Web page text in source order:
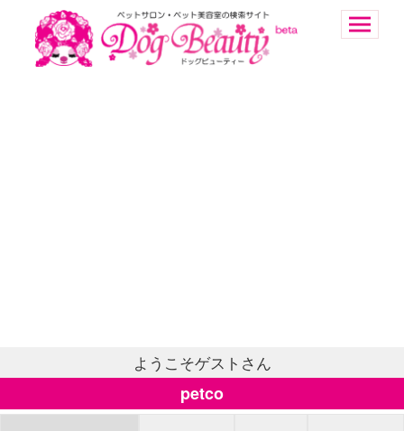
ようこそゲストさん
petco